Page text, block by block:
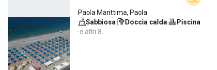
Paola Marittima, Paola
Sabbiosa· Doccia calda·
Piscina
·e altri 8…